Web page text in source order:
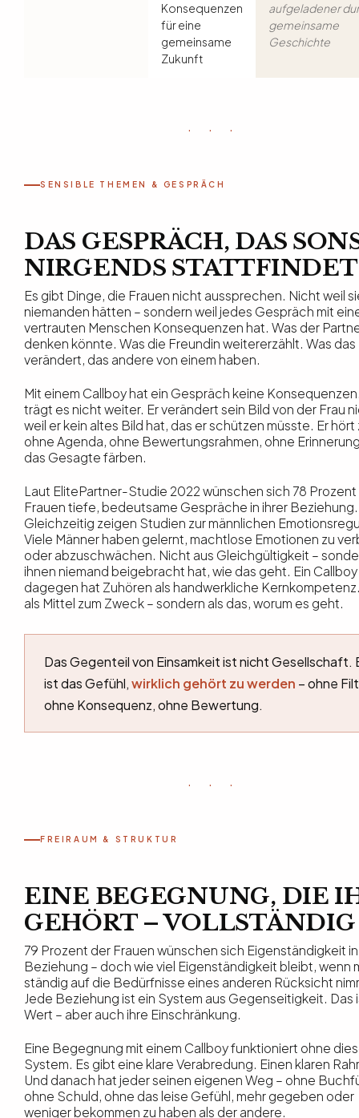
Konsequenzen
für eine
gemeinsame
Zukunft
aufgeladener
gemeinsame
Geschichte
· · ·
SENSIBLE THEMEN & GESPRÄCH
DAS GESPRÄCH, DAS
NIRGENDS STATTFINDET
Es gibt Dinge, die Frauen nicht aussprechen. Nicht weil
niemanden hätten – sondern weil jedes Gespräch mit
vertrauten Menschen Konsequenzen hat. Was der
denken könnte. Was die Freundin weitererzählt. Was das
verändert, das andere von einem haben.
Mit einem Callboy hat ein Gespräch keine
trägt es nicht weiter. Er verändert sein Bild von der Frau
weil er kein altes Bild hat, das er schützen müsste. Er hört
ohne Agenda, ohne Bewertungsrahmen, ohne
das Gesagte färben.
Laut ElitePartner-Studie 2022 wünschen sich 78
Frauen tiefe, bedeutsame Gespräche in ihrer Beziehung.
Gleichzeitig zeigen Studien zur männlichen
Viele Männer haben gelernt, machtlose Emotionen zu
oder abzuschwächen. Nicht aus Gleichgültigkeit –
ihnen niemand beigebracht hat, wie das geht. Ein Callboy
dagegen hat Zuhören als handwerkliche
als Mittel zum Zweck – sondern als das, worum es geht.
Das Gegenteil von Einsamkeit ist nicht Gesellschaft.
ist das Gefühl,wirklich gehört zu werden – ohne
ohne Konsequenz, ohne Bewertung.
· · ·
FREIRAUM & STRUKTUR
EINE BEGEGNUNG, DIE
GEHÖRT – VOLLSTÄNDIG
79 Prozent der Frauen wünschen sich Eigenständigkeit
Beziehung – doch wie viel Eigenständigkeit bleibt, wenn
ständig auf die Bedürfnisse eines anderen Rücksicht
Jede Beziehung ist ein System aus Gegenseitigkeit. Das
Wert – aber auch ihre Einschränkung.
Eine Begegnung mit einem Callboy funktioniert ohne
System. Es gibt eine klare Verabredung. Einen klaren
Und danach hat jeder seinen eigenen Weg – ohne
ohne Schuld, ohne das leise Gefühl, mehr gegeben oder
weniger bekommen zu haben als der andere.